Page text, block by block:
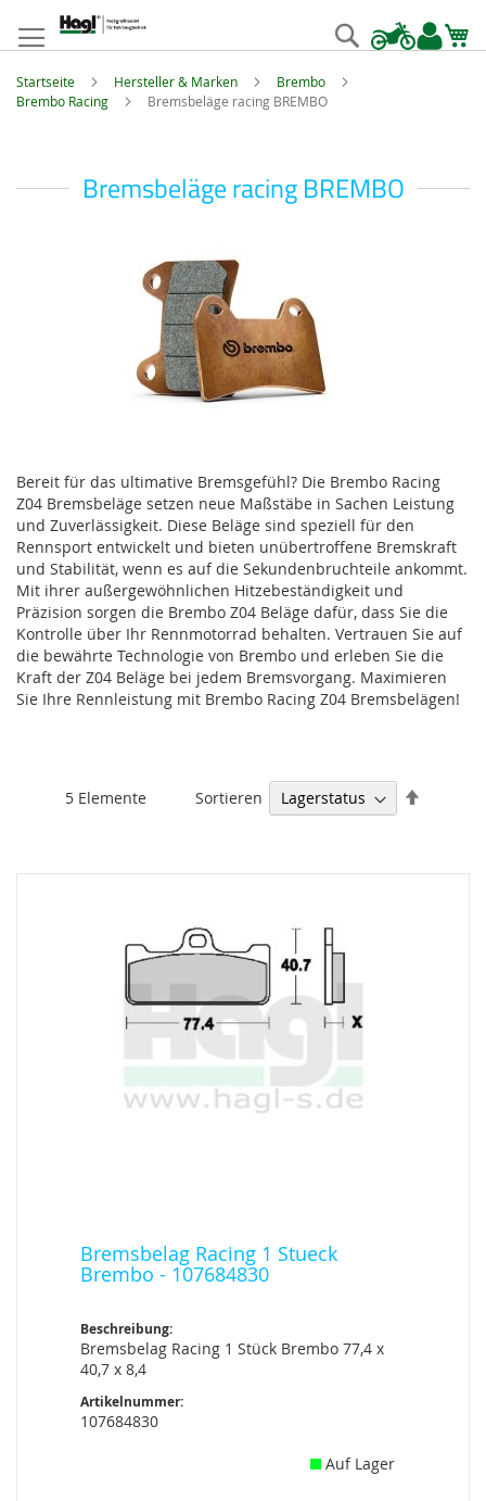
springen
Suche
Startseite Hersteller & Marken
Brembo
Brembo Racing
Bremsbeläge racing BREMBO
Bremsbeläge racing BREMBO
Bereit für das ultimative Bremsgefühl? Die Brembo Racing
Z04 Bremsbeläge setzen neue Maßstäbe in Sachen Leistung
und Zuverlässigkeit. Diese Beläge sind speziell für den
Rennsport entwickelt und bieten unübertroffene Bremskraft
und Stabilität, wenn es auf die Sekundenbruchteile ankommt.
Mit ihrer außergewöhnlichen Hitzebeständigkeit und
Präzision sorgen die Brembo Z04 Beläge dafür, dass Sie die
Kontrolle über Ihr Rennmotorrad behalten. Vertrauen Sie auf
die bewährte Technologie von Brembo und erleben Sie die
Kraft der Z04 Beläge bei jedem Bremsvorgang. Maximieren
Sie Ihre Rennleistung mit Brembo Racing Z04 Bremsbelägen!
5 Elemente Sortieren
Bremsbelag Racing 1 Stueck
Brembo - 107684830
Beschreibung:
Bremsbelag Racing 1 Stück Brembo 77,4 x
40,7 x 8,4
Artikelnummer:
107684830
Auf Lager